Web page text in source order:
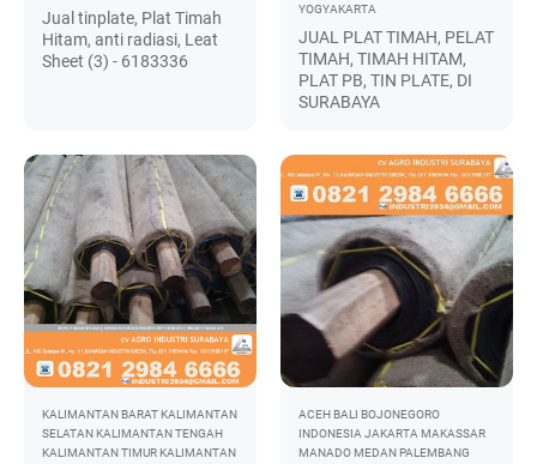
Jual tinplate, Plat Timah
Hitam, anti radiasi, Leat
Sheet (3) - 6183336
YOGYAKARTA
JUAL PLAT TIMAH, PELAT
TIMAH, TIMAH HITAM,
PLAT PB, TIN PLATE, DI
SURABAYA
KALIMANTAN BARAT KALIMANTAN
SELATAN KALIMANTAN TENGAH
KALIMANTAN TIMUR KALIMANTAN
ACEH BALI BOJONEGORO
INDONESIA JAKARTA MAKASSAR
MANADO MEDAN PALEMBANG